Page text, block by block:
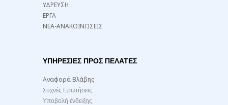
ΥΔΡΕΥΣΗ
ΕΡΓΑ
ΝΕΑ-ΑΝΑΚΟΙΝΩΣΕΙΣ
ΥΠΗΡΕΣΙΕΣ ΠΡΟΣ ΠΕΛΑΤΕΣ
Αναφορά Βλάβης
Συχνές Ερωτήσεις
Υποβολή ένδειξης